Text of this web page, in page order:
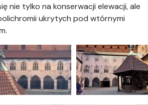
nie tylko na konserwacji elewacji, ale
ukrytych pod wtórnymi